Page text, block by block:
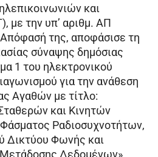
και
με την υπ’ αριθμ. ΑΠ
της, αποφάσισε τη
σύναψης δημόσιας
1 του ηλεκτρονικού
για την ανάθεση
Αγαθών με τίτλο:
και Κινητών
Ραδιοσυχνοτήτων,
Δικτύου Φωνής και
Δεδομένων»